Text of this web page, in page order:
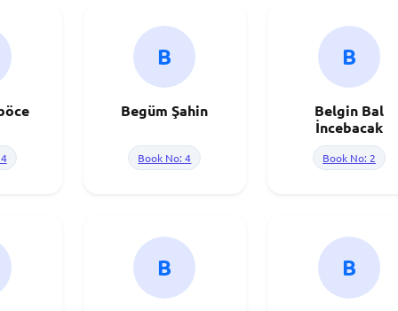
B
Begüm Şahin
Book No: 4
B
Belgin Bal
İncebacak
Book No: 2
B B